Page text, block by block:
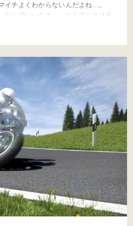
イチよくわからないんだよね…。
なんでいいの？」…なんてことは今
やすく解説していくこのコーナ
ストスリッパークラッチ』…